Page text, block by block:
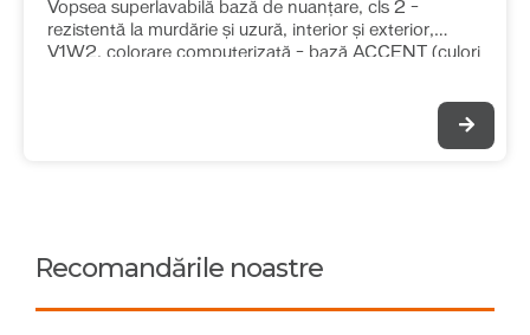
Vopsea superlavabilă bază de nuanțare, cls 2 –
rezistentă la murdărie și uzură, interior și exterior,
V1W2, colorare computerizată – bază ACCENT (culori
Recomandările noastre